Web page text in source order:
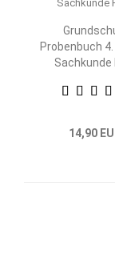
Probenbuch
Sachkunde
14,90